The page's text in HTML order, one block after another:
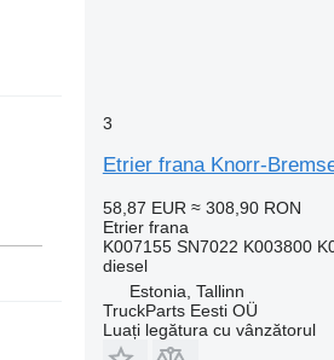
3
Etrier frana Knorr-
58,87 EUR ≈ 308,90 RON
Etrier frana
K007155 SN7022 K003800
diesel
Estonia, Tallinn
TruckParts Eesti OÜ
Luați legătura cu vânzătorul